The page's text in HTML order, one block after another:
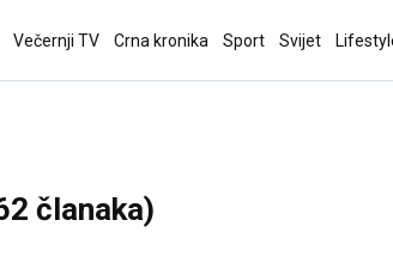
Večernji TV Crna kronika Sport Svijet
članaka)